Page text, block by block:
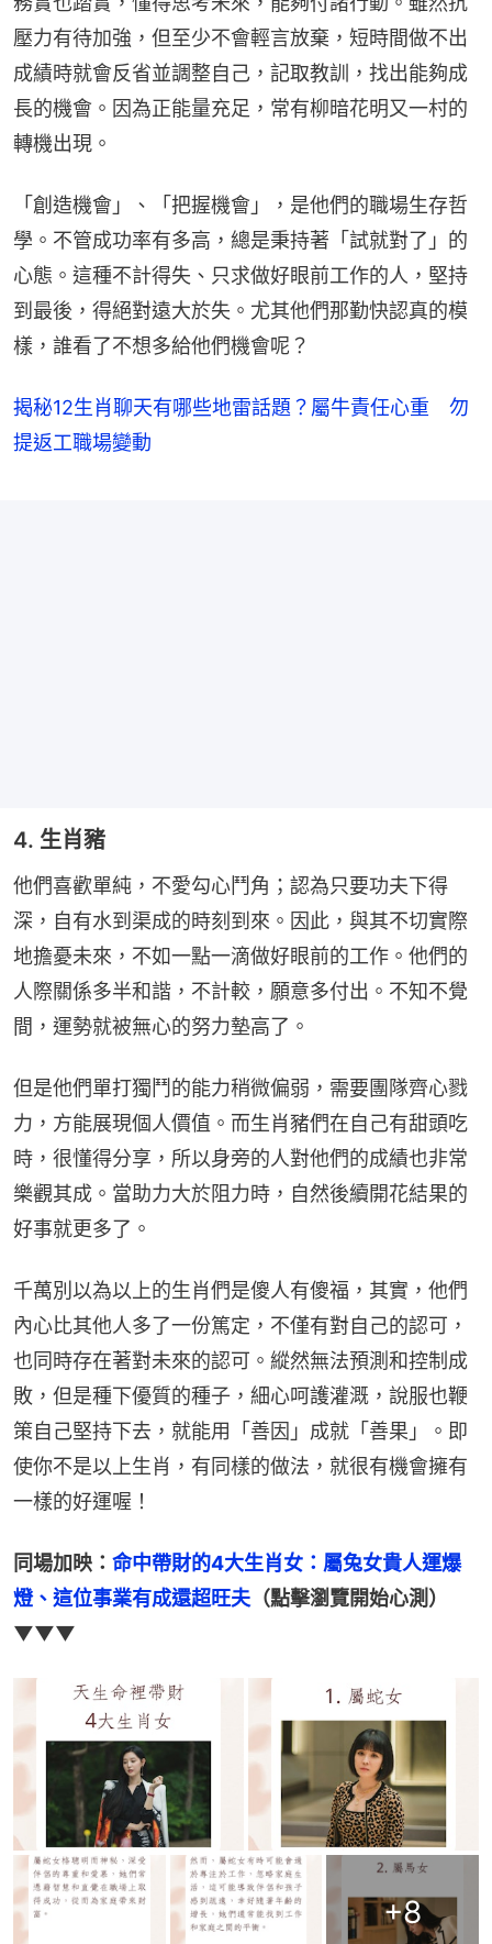
壓力有待加強，但至少不會輕言放棄，短時間做不出
成績時就會反省並調整自己，記取教訓，找出能夠成
長的機會。因為正能量充足，常有柳暗花明又一村的
轉機出現。
「創造機會」、「把握機會」，是他們的職場生存哲
學。不管成功率有多高，總是秉持著「試就對了」的
心態。這種不計得失、只求做好眼前工作的人，堅持
到最後，得絕對遠大於失。尤其他們那勤快認真的模
樣，誰看了不想多給他們機會呢？
揭秘12生肖聊天有哪些地雷話題？屬牛責任心重 勿
提返工職場變動
4. 生肖豬
他們喜歡單純，不愛勾心鬥角；認為只要功夫下得
深，自有水到渠成的時刻到來。因此，與其不切實際
地擔憂未來，不如一點一滴做好眼前的工作。他們的
人際關係多半和諧，不計較，願意多付出。不知不覺
間，運勢就被無心的努力墊高了。
但是他們單打獨鬥的能力稍微偏弱，需要團隊齊心戮
力，方能展現個人價值。而生肖豬們在自己有甜頭吃
時，很懂得分享，所以身旁的人對他們的成績也非常
樂觀其成。當助力大於阻力時，自然後續開花結果的
好事就更多了。
千萬別以為以上的生肖們是傻人有傻福，其實，他們
內心比其他人多了一份篤定，不僅有對自己的認可，
也同時存在著對未來的認可。縱然無法預測和控制成
敗，但是種下優質的種子，細心呵護灌溉，說服也鞭
策自己堅持下去，就能用「善因」成就「善果」。即
使你不是以上生肖，有同樣的做法，就很有機會擁有
一樣的好運喔！
同場加映： 命中帶財的4大生肖女：屬兔女貴人運爆
燈、這位事業有成還超旺夫 （點擊瀏覽開始心測）
▼▼▼
+8